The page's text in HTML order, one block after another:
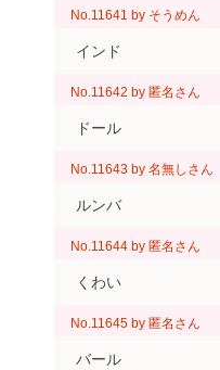
No.11641 by そうめん
インド
No.11642 by 匿名さん
ドール
No.11643 by 名無しさん
ルンバ
No.11644 by 匿名さん
くわい
No.11645 by 匿名さん
バール